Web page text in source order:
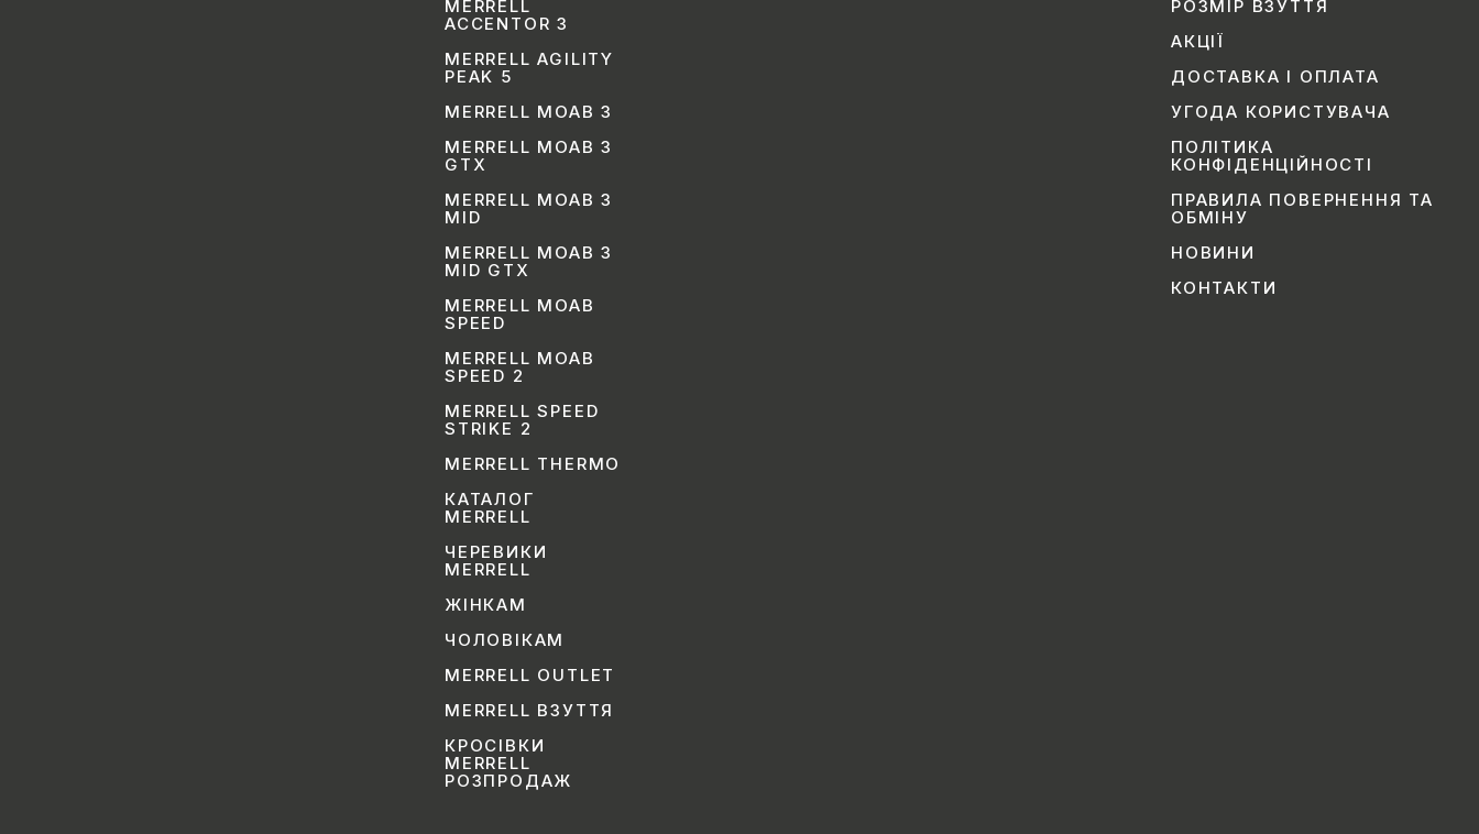
MERRELL
ACCENTOR 3
MERRELL AGILITY
PEAK 5
MERRELL MOAB 3
MERRELL MOAB 3
GTX
MERRELL MOAB 3
MID
MERRELL MOAB 3
MID GTX
MERRELL MOAB
SPEED
MERRELL MOAB
SPEED 2
MERRELL SPEED
STRIKE 2
MERRELL THERMO
КАТАЛОГ
MERRELL
ЧЕРЕВИКИ
MERRELL
ЖІНКАМ
ЧОЛОВІКАМ
MERRELL OUTLET
MERRELL ВЗУТТЯ
КРОСІВКИ
MERRELL
РОЗПРОДАЖ
РОЗМІР ВЗУТТЯ
АКЦІЇ
ДОСТАВКА І ОПЛАТА
УГОДА КОРИСТУВАЧА
ПОЛІТИКА
КОНФІДЕНЦІЙНОСТІ
ПРАВИЛА ПОВЕРНЕННЯ ТА
ОБМІНУ
НОВИНИ
КОНТАКТИ